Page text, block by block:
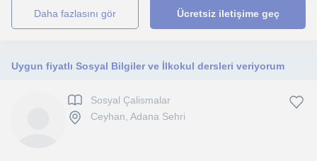
daha fazlasını gör Ücretsiz iletişime geç
Uygun fiyatlı Sosyal Bilgiler ve İlkokul dersleri veriyorum
Sosyal Çalismalar
Ceyhan, Adana Sehri